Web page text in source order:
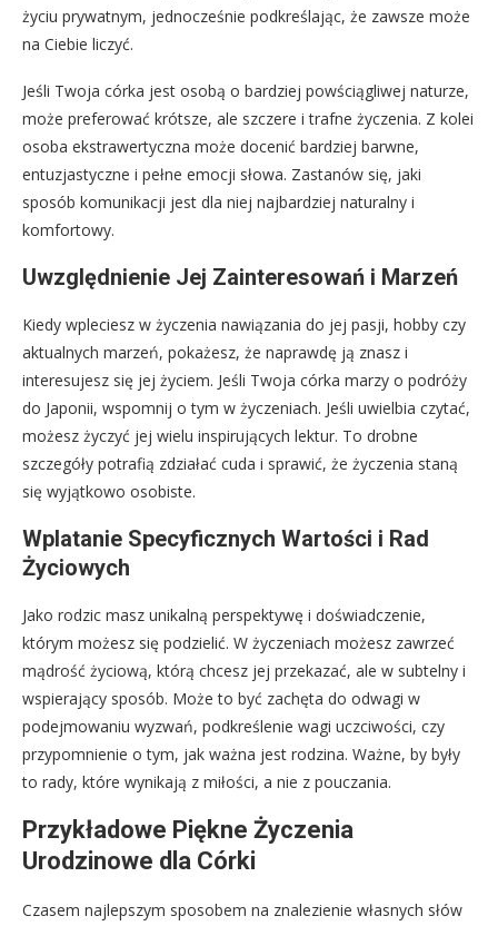
życiu prywatnym, jednocześnie podkreślając, że zawsze może
na Ciebie liczyć.
Jeśli Twoja córka jest osobą o bardziej powściągliwej naturze,
może preferować krótsze, ale szczere i trafne życzenia. Z kolei
osoba ekstrawertyczna może docenić bardziej barwne,
entuzjastyczne i pełne emocji słowa. Zastanów się, jaki
sposób komunikacji jest dla niej najbardziej naturalny i
komfortowy.
Uwzględnienie Jej Zainteresowań i Marzeń
Kiedy wpleciesz w życzenia nawiązania do jej pasji, hobby czy
aktualnych marzeń, pokażesz, że naprawdę ją znasz i
interesujesz się jej życiem. Jeśli Twoja córka marzy o podróży
do Japonii, wspomnij o tym w życzeniach. Jeśli uwielbia czytać,
możesz życzyć jej wielu inspirujących lektur. To drobne
szczegóły potrafią zdziałać cuda i sprawić, że życzenia staną
się wyjątkowo osobiste.
Wplatanie Specyficznych Wartości i Rad
Życiowych
Jako rodzic masz unikalną perspektywę i doświadczenie,
którym możesz się podzielić. W życzeniach możesz zawrzeć
mądrość życiową, którą chcesz jej przekazać, ale w subtelny i
wspierający sposób. Może to być zachęta do odwagi w
podejmowaniu wyzwań, podkreślenie wagi uczciwości, czy
przypomnienie o tym, jak ważna jest rodzina. Ważne, by były
to rady, które wynikają z miłości, a nie z pouczania.
Przykładowe Piękne Życzenia
Urodzinowe dla Córki
Czasem najlepszym sposobem na znalezienie własnych słów